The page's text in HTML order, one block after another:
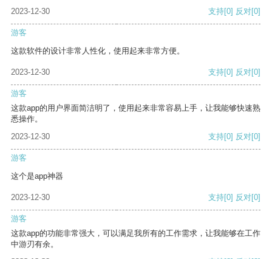
2023-12-30 支持[0] 反对[0]
游客
这款软件的设计非常人性化，使用起来非常方便。
2023-12-30 支持[0] 反对[0]
游客
这款app的用户界面简洁明了，使用起来非常容易上手，让我能够快速熟
悉操作。
2023-12-30
支持[0] 反对[0]
游客
这个是app神器
2023-12-30 支持[0] 反对[0]
游客
这款app的功能非常强大，可以满足我所有的工作需求，让我能够在工作
中游刃有余。